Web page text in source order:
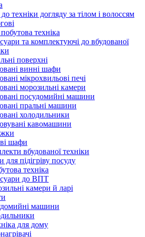
техніки догляду за тілом і волоссям
техніка
та комплектуючі до вбудованої
поверхні
винні шафи
мікрохвильові печі
морозильні камери
посудомийні машини
пральні машини
холодильники
кавомашини
шафи
вбудованої техніки
підігріву посуду
техніка
до ВПТ
камери й ларі
машини
для дому